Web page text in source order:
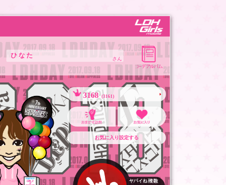
ひ な た さん
3168 (3161)
お気に入り設定する